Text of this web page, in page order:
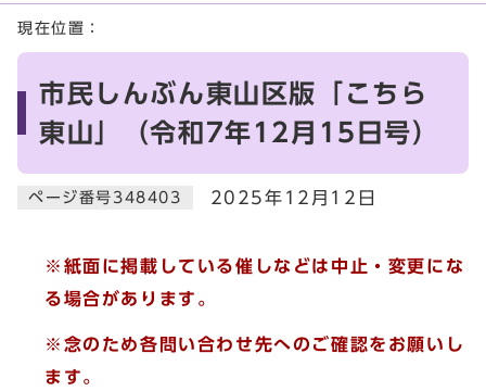
ここから本文です
現在位置：
市民しんぶん東山区版「こちら
東山」（令和7年12月15日号）
ページ番号348403 2025年12月12日
※紙面に掲載している催しなどは中止・変更にな
る場合があります。
※念のため各問い合わせ先へのご確認をお願いし
ます。